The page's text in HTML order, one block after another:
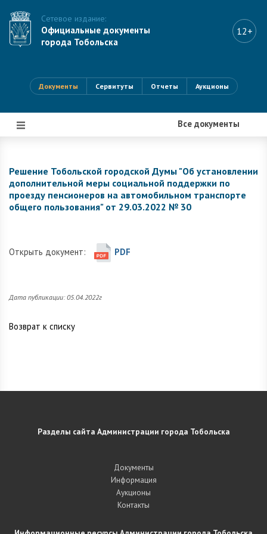
Сетевое издание:
Официальные документы
города Тобольска
12+
Документы Сервитуты Отчеты Аукционы
Все документы
|||
Решение Тобольской городской Думы "Об установлении
дополнительной меры социальной поддержки по
проезду пенсионеров на автомобильном транспорте
общего пользования" от 29.03.2022 № 30
Открыть документ: PDF
Дата публикации: 05.04.2022г
Возврат к списку
Разделы сайта Администрации города Тобольска
Документы
Информация
Аукционы
Контакты